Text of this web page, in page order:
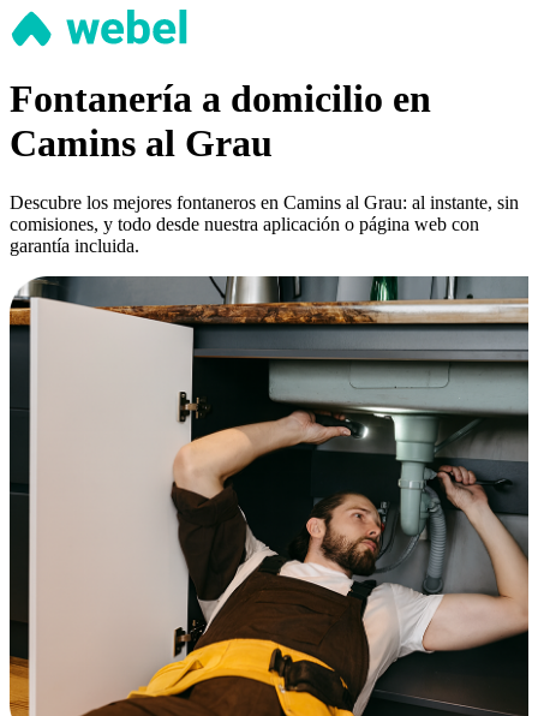
Fontanería a domicilio en
Camins al Grau
Descubre los mejores fontaneros en Camins al Grau: al instante, sin
comisiones, y todo desde nuestra aplicación o página web con
garantía incluida.